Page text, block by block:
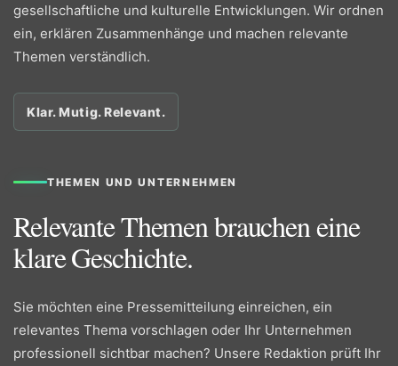
gesellschaftliche und kulturelle Entwicklungen. Wir ordnen
ein, erklären Zusammenhänge und machen relevante
Themen verständlich.
Klar. Mutig. Relevant.
THEMEN UND UNTERNEHMEN
Relevante Themen brauchen eine
klare Geschichte.
Sie möchten eine Pressemitteilung einreichen, ein
relevantes Thema vorschlagen oder Ihr Unternehmen
professionell sichtbar machen? Unsere Redaktion prüft Ihr